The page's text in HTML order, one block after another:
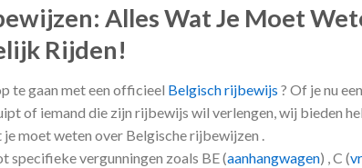
Alles Wat Je Moet
Rijden!
te gaan met een officieel Belgisch rijbewijs ? Of je nu
of iemand die zijn rijbewijs wil verlengen, wij bieden
moet weten over Belgische rijbewijzen .
specifieke vergunningen zoals BE (aanhangwagen) , C (